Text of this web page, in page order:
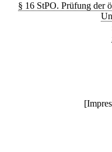
§ 16 StPO. Prüfung der
[